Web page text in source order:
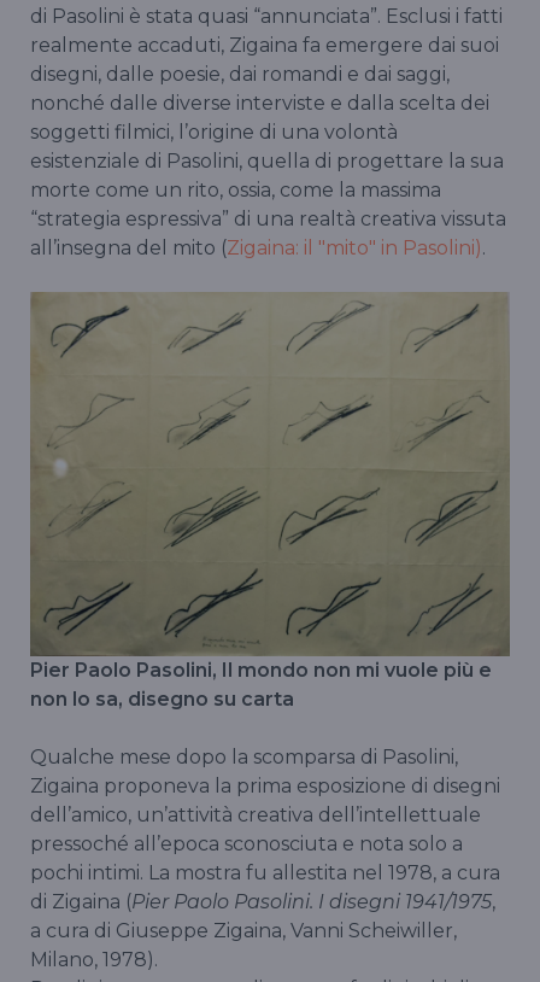
di Pasolini è stata quasi “annunciata”. Esclusi i fatti
realmente accaduti, Zigaina fa emergere dai suoi
disegni, dalle poesie, dai romandi e dai saggi,
nonché dalle diverse interviste e dalla scelta dei
soggetti filmici, l’origine di una volontà
esistenziale di Pasolini, quella di progettare la sua
morte come un rito, ossia, come la massima
“strategia espressiva” di una realtà creativa vissuta
all’insegna del mito (Zigaina: il "mito" in Pasolini).
Pier Paolo Pasolini, Il mondo non mi vuole più e
non lo sa, disegno su carta
Qualche mese dopo la scomparsa di Pasolini,
Zigaina proponeva la prima esposizione di disegni
dell’amico, un’attività creativa dell’intellettuale
pressoché all’epoca sconosciuta e nota solo a
pochi intimi. La mostra fu allestita nel 1978, a cura
di Zigaina (Pier Paolo Pasolini. I disegni 1941/1975,
a cura di Giuseppe Zigaina, Vanni Scheiwiller,
Milano, 1978).